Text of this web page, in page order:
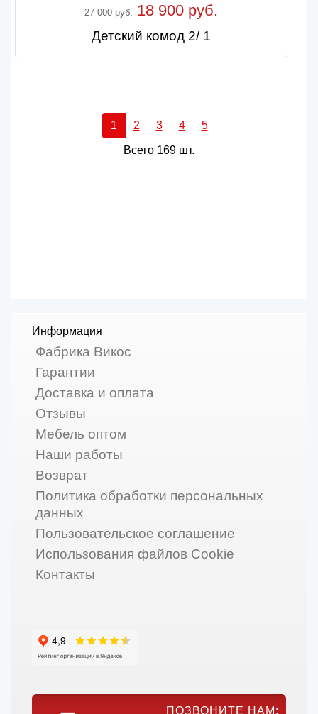
27 000 руб. 18 900 руб.
Детский комод 2/ 1
1 2 3 4 5
Всего 169 шт.
Информация
Фабрика Викос
Гарантии
Доставка и оплата
Отзывы
Мебель оптом
Наши работы
Возврат
Политика обработки персональных
данных
Пользовательское соглашение
Использования файлов Cookie
Контакты
ПОЗВОНИТЕ НАМ: